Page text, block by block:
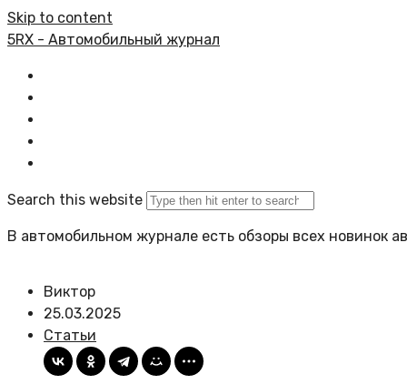
Skip to content
5RX - Автомобильный журнал
Search this website
В автомобильном журнале есть обзоры всех новинок
Виктор
25.03.2025
Статьи